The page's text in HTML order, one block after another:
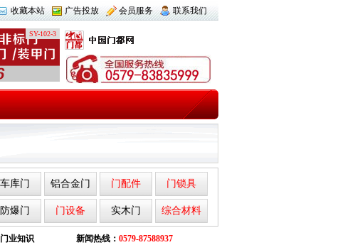
收藏本站 广告投放 会员服务 联系我们
SY-102-3
车库门 铝合金门 门配件 门锁具
防爆门 门设备 实木门 综合材料
门业知识
新闻热线： 0579-87588937